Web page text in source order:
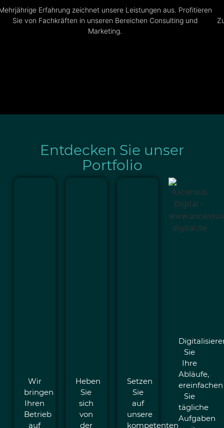
Erfahrung zeichnet unsere Leistungen aus. Profitieren
Sie von Fachkräften in unseren Bereichen Consulting und
Marketing.
Entdecken Sie unser
Portfolio
Wir
bringen
Ihren
Betrieb
auf
Heben
Sie
sich
von
der
Setzen
Sie
auf
unsere
kompetenten
Sie
Ihre
Abläufe,
ereinfachen
Sie
tägliche
Aufgaben